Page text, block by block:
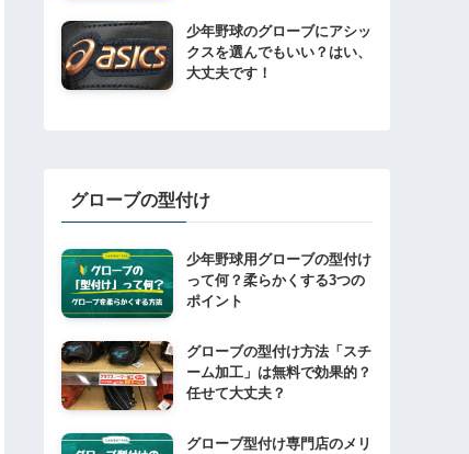
少年野球のグローブにアシッ
クスを選んでもいい？はい、
大丈夫です！
グローブの型付け
少年野球用グローブの型付け
って何？柔らかくする3つの
ポイント
グローブの型付け方法「スチ
ーム加工」は無料で効果的？
任せて大丈夫？
グローブ型付け専門店のメリ